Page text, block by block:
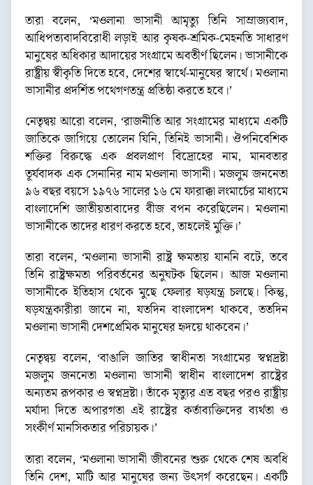
তারা বলেন, ‘মওলানা ভাসানী আমৃত্যু তিনি সাম্রাজ্যবাদ,
আধিপত্যবাদবিরোধী লড়াই আর কৃষক-শ্রমিক-মেহনতি সাধারণ
মানুষের অধিকার আদায়ের সংগ্রামে অবতীর্ণ ছিলেন। ভাসানীকে
রাষ্ট্রীয় স্বীকৃতি দিতে হবে, দেশের স্বার্থে-মানুষের স্বার্থে। মওলানা
ভাসানীর প্রদর্শিত পথেগণতন্ত্র প্রতিষ্ঠা করতে হবে।’
নেতৃদ্বয় আরো বলেন, ‘রাজনীতি আর সংগ্রামের মাধ্যমে একটি
জাতিকে জাগিয়ে তোলেন যিনি, তিনিই ভাসানী। ঔপনিবেশিক
শক্তির বিরুদ্ধে এক প্রবলপ্রাণ বিদ্রোহের নাম, মানবতার
তূর্যবাদক এক সেনানির নাম মওলানা ভাসানী। মজলুম জননেতা
৯৬ বছর বয়সে ১৯৭৬ সালের ১৬ মে ফারাক্কা লংমার্চের মাধ্যমে
বাংলাদেশি জাতীয়তাবাদের বীজ বপন করেছিলেন। মওলানা
ভাসানীকে তাদের ধারণ করতে হবে, তাহলেই মুক্তি।’
তারা বলেন, ‘মওলানা ভাসানী রাষ্ট্র ক্ষমতায় যাননি বটে, তবে
তিনি রাষ্ট্রক্ষমতা পরিবর্তনের অনুঘটক ছিলেন। আজ মওলানা
ভাসানীকে ইতিহাস থেকে মুছে ফেলার ষড়যন্ত্র চলছে। কিন্তু,
ষড়যন্ত্রকারীরা জানে না, যতদিন বাংলাদেশ থাকবে, ততদিন
মওলানা ভাসানী দেশপ্রেমিক মানুষের হৃদয়ে থাকবেন।’
নেতৃদ্বয় বলেন, ‘বাঙালি জাতির স্বাধীনতা সংগ্রামের স্বপ্নদ্রষ্টা
মজলুম জননেতা মওলানা ভাসানী স্বাধীন বাংলাদেশ রাষ্ট্রের
অন্যতম রূপকার ও স্বপ্নদ্রষ্টা। তাঁকে মৃত্যুর এত বছর পরও রাষ্ট্রীয়
মর্যাদা দিতে অপারগতা এই রাষ্ট্রের কর্তাব্যক্তিদের ব্যর্থতা ও
সংকীর্ণ মানসিকতার পরিচায়ক।’
তারা বলেন, ‘মওলানা ভাসানী জীবনের শুরু থেকে শেষ অবধি
তিনি দেশ, মাটি আর মানুষের জন্য উৎসর্গ করেছেন। একটি